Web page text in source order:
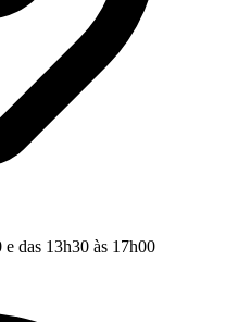
das 13h30 às 17h00